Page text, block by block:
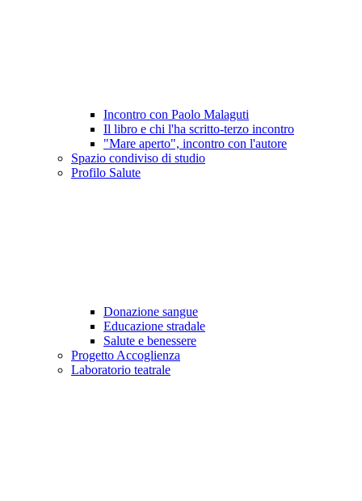
Incontro con Paolo Malaguti
Il libro e chi l'ha scritto-terzo incontro
"Mare aperto", incontro con l'autore
Spazio condiviso di studio
Profilo Salute
Donazione sangue
Educazione stradale
Salute e benessere
Progetto Accoglienza
Laboratorio teatrale